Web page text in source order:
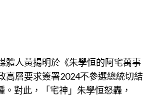
體人黃揚明於《朱學恒的阿宅萬事
高層要求簽署2024不參選總統切結
對此，「宅神」朱學恒怒轟，